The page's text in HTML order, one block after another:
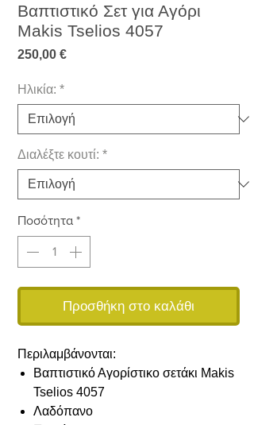
Βαπτιστικό Σετ για Αγόρι
Makis Tselios 4057
250,00 €Τιμή
Ηλικία: *
Διαλέξτε κουτί: *
Ποσότητα *
Προσθήκη στο καλάθι
Περιλαμβάνονται:
Βαπτιστικό Αγορίστικο σετάκι Makis
Tselios 4057
Λαδόπανο